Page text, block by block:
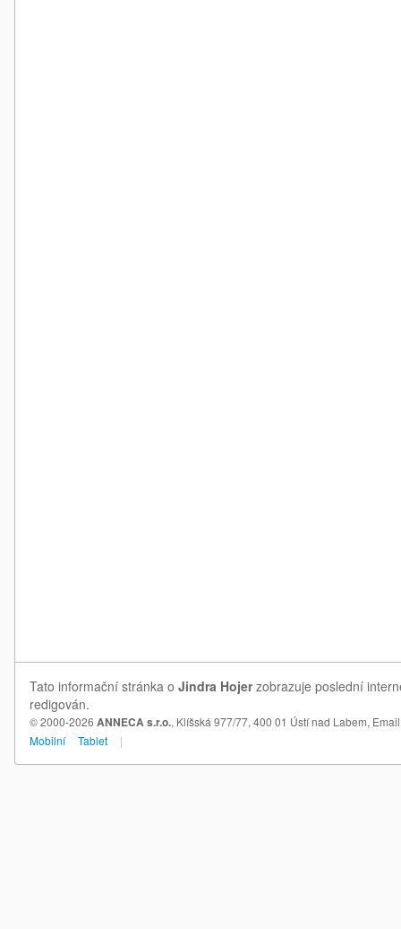
Tato informační stránka o Jindra Hojerzobrazuje poslední
redigován.
© 2000-2026 ANNECA s.r.o., Klíšská 977/77, 400 01 Ústí nad Labem,
Mobilní
Tablet |